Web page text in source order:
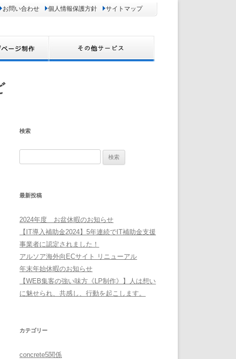
お問い合わせ 個人情報保護方針 サイトマップ
検索
最新投稿
2024年度 お盆休暇のお知らせ
【IT導入補助金2024】5年連続でIT補助金支援
事業者に認定されました！
アルソア海外向ECサイト リニューアル
年末年始休暇のお知らせ
【WEB集客の強い味方《LP制作》】人は想い
に魅せられ、共感し、行動を起こします。
カテゴリー
concrete5関係